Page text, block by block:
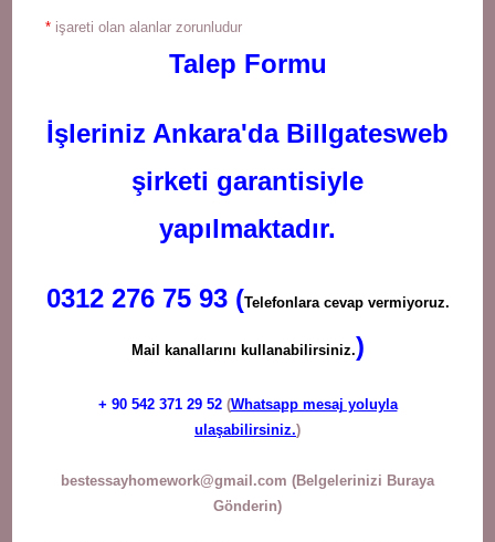
* işareti olan alanlar zorunludur
Talep Formu
İşleriniz Ankara'da Billgatesweb
şirketi garantisiyle
yapılmaktadır.
0312 276 75 93 (Telefonlara cevap vermiyoruz.
Mail kanallarını kullanabilirsiniz.)
+ 90 542 371 29 52(Whatsapp mesaj yoluyla
ulaşabilirsiniz.)
bestessayhomework@gmail.com (Belgelerinizi Buraya
Gönderin)